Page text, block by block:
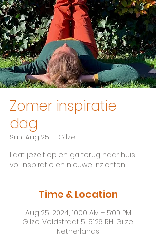
Zomer inspiratie
dag
Sun, Aug 25
Gilze
Laat jezelf op en ga terug naar huis
vol inspiratie en nieuwe inzichten
Time & Location
Aug 25, 2024, 10:00 AM – 5:00 PM
Gilze, Veldstraat 5, 5126 RH, Gilze,
Netherlands